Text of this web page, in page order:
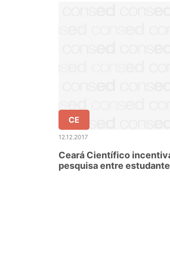
CE
12.12.2017
Ceará Científico
pesquisa entre